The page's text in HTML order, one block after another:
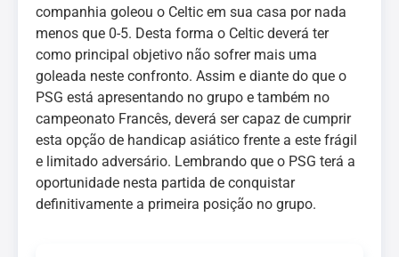
companhia goleou o Celtic em sua casa por nada
menos que 0-5. Desta forma o Celtic deverá ter
como principal objetivo não sofrer mais uma
goleada neste confronto. Assim e diante do que o
PSG está apresentando no grupo e também no
campeonato Francês, deverá ser capaz de cumprir
esta opção de handicap asiático frente a este frágil
e limitado adversário. Lembrando que o PSG terá a
oportunidade nesta partida de conquistar
definitivamente a primeira posição no grupo.